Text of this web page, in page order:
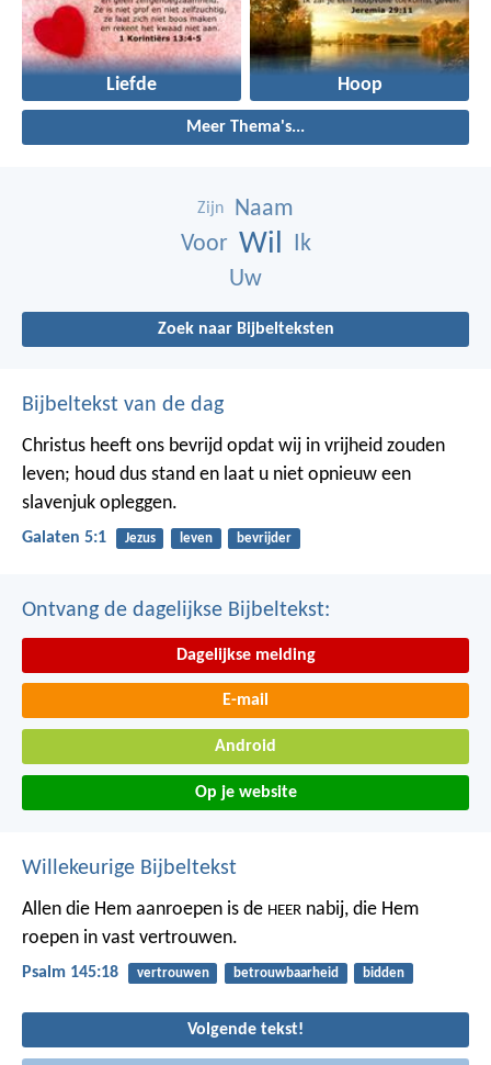
Liefde Hoop
Meer Thema's...
Zijn
Naam
Voor Wil Ik
Uw
Zoek naar Bijbelteksten
Bijbeltekst van de dag
Christus heeft ons bevrijd opdat wij in vrijheid zouden
leven; houd dus stand en laat u niet opnieuw een
slavenjuk opleggen.
Galaten 5:1 Jezus leven bevrijder
Ontvang de dagelijkse Bijbeltekst:
Dagelijkse melding
E-mail
Android
Op je website
Willekeurige Bijbeltekst
Allen die Hem aanroepen is de HEER nabij, die Hem
roepen in vast vertrouwen.
Psalm 145:18 vertrouwen betrouwbaarheid bidden
Volgende tekst!